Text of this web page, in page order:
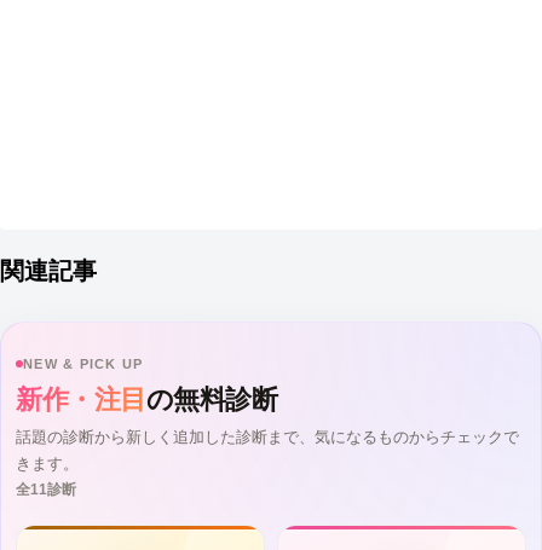
関連記事
NEW & PICK UP
新作・注目 の無料診断
話題の診断から新しく追加した診断まで、気になるものからチェックで
きます。
全11診断